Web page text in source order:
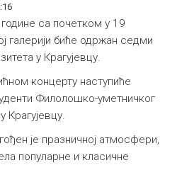
са почетком у 19
галерији биће одржан седми
у Крагујевцу.
концерту наступиће
Филолошко-уметничког
Крагујевцу.
је празничној атмосфери,
популарне и класичне